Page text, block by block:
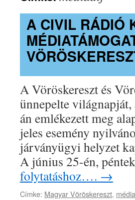
A CIVIL RÁDIÓ
A Vöröskereszt és
ünnepelte
án emlékezett meg
jeles esemény
járványügyi helyzet
A június 25-én,
folytatáshoz…. →
Címke: Magyar Vöröskereszt,